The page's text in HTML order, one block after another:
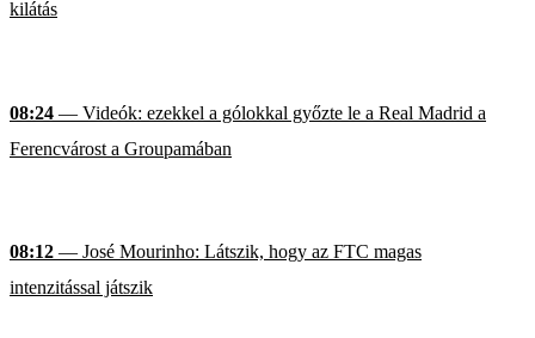
kilátás
08:24 — Videók: ezekkel a gólokkal győzte le a Real Madrid a
Ferencvárost a Groupamában
08:12 — José Mourinho: Látszik, hogy az FTC magas
intenzitással játszik